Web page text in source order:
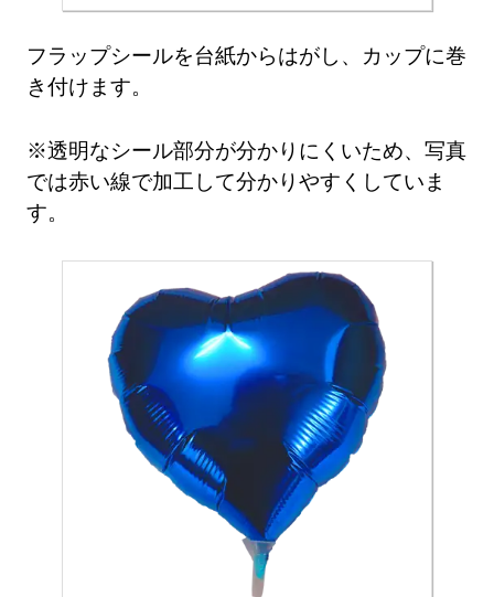
フラップシールを台紙からはがし、カップに巻
き付けます。
※透明なシール部分が分かりにくいため、写真
では赤い線で加工して分かりやすくしていま
す。